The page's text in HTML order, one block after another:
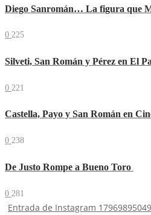
Diego Sanromán… La figura que
0 225
Silveti, San Román y Pérez en El
0 221
Castella, Payo y San Román en
0 238
De Justo Rompe a Bueno Toro
0 281
Entrada de Instagram